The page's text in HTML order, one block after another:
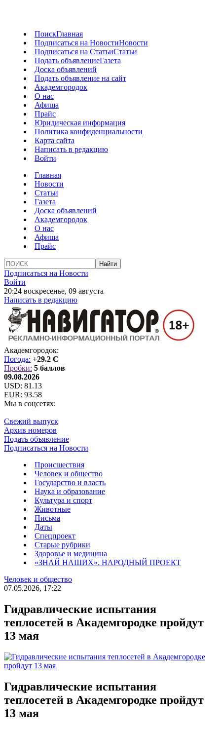
ПоискГлавная
Подписаться на НовостиНовости
Подписаться на СтатьиСтатьи
Подать объявлениеГазета
Доска объявлений
Подать объявление на сайт
Академгородок
О нас
Афиша
Прайс
Юридическая информация
Политика конфиденциальности
Карта сайта
Написать в редакцию
Войти
Главная
Новости
Статьи
Газета
Доска объявлений
Академгородок
О нас
Афиша
Прайс
Подписаться на Новости
Войти
20:24 воскресенье, 09 августа
Написать в редакцию
Академгородок:
Погода: +29.2 C
Пробки: 5 баллов
09.08.2026
USD: 81.13
EUR: 93.58
Мы в соцсетях:
Свежий выпуск
Архив номеров
Подать объявление
Подписаться на Новости
Происшествия
Человек и общество
Государство и власть
Наука и образование
Культура и спорт
Животные
Письма
Даты
Спецпроект
Старые рубрики
Здоровье и медицина
«ЗНАЙ НАШИХ». НАРОДНЫЙ ПРОЕКТ
Человек и общество
07.05.2026, 17:22
Гидравлические испытания
теплосетей в Академгородке пройдут
13 мая
Гидравлические испытания
теплосетей в Академгородке пройдут
13 мая